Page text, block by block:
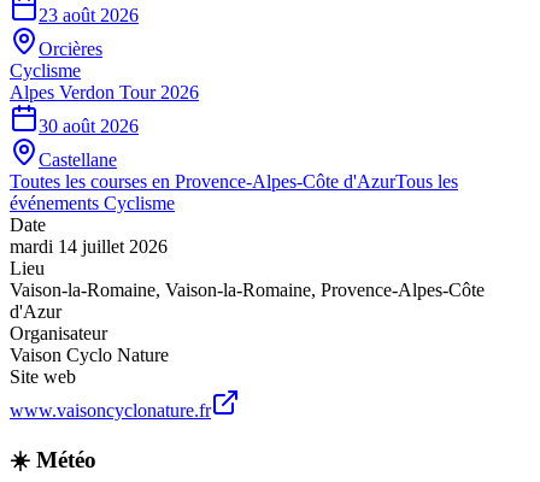
23 août 2026
Orcières
Cyclisme
Alpes Verdon Tour 2026
30 août 2026
Castellane
Toutes les courses en Provence-Alpes-Côte d'AzurTous les
événements Cyclisme
Date
mardi 14 juillet 2026
Lieu
Vaison-la-Romaine, Vaison-la-Romaine, Provence-Alpes-Côte
d'Azur
Organisateur
Vaison Cyclo Nature
Site web
www.vaisoncyclonature.fr
☀️ Météo